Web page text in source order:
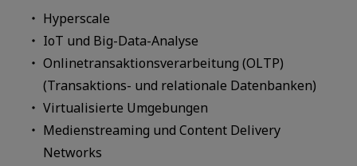
Hyperscale
IoT und Big-Data-Analyse
Onlinetransaktionsverarbeitung (OLTP)
(Transaktions- und relationale Datenbanken)
Virtualisierte Umgebungen
Medienstreaming und Content Delivery
Networks